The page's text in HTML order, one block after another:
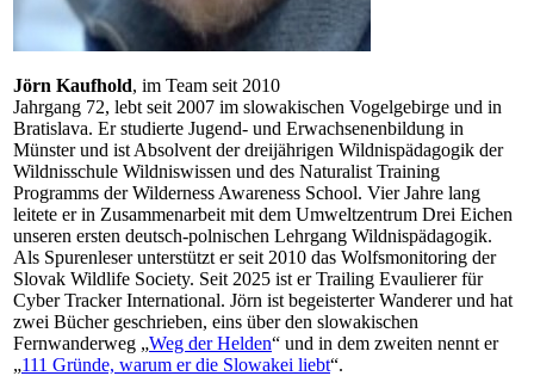
Jörn Kaufhold, im Team seit 2010
Jahrgang 72, lebt seit 2007 im slowakischen Vogelgebirge und in
Bratislava. Er studierte Jugend- und Erwachsenenbildung in
Münster und ist Absolvent der dreijährigen Wildnispädagogik der
Wildnisschule Wildniswissen und des Naturalist Training
Programms der Wilderness Awareness School. Vier Jahre lang
leitete er in Zusammenarbeit mit dem Umweltzentrum Drei Eichen
unseren ersten deutsch-polnischen Lehrgang Wildnispädagogik.
Als Spurenleser unterstützt er seit 2010 das Wolfsmonitoring der
Slovak Wildlife Society. Seit 2025 ist er Trailing Evaulierer für
Cyber Tracker International. Jörn ist begeisterter Wanderer und hat
zwei Bücher geschrieben, eins über den slowakischen
Fernwanderweg „Weg der Helden“ und in dem zweiten nennt er
„111 Gründe, warum er die Slowakei liebt“.